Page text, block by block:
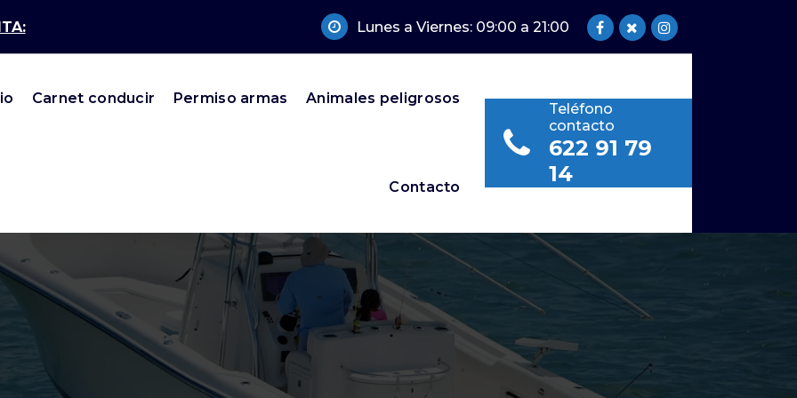
Lunes a Viernes: 09:00 a 21:00
Carnet conducir Permiso armas Animales peligrosos
Contacto
Teléfono
contacto
622 91 79
14